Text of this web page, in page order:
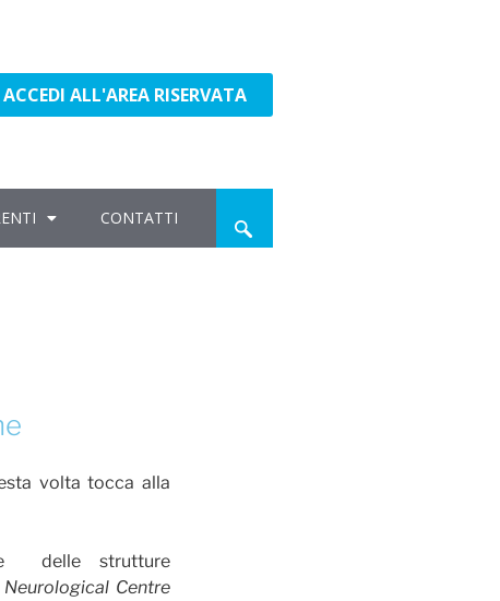
ACCEDI ALL'AREA RISERVATA
CONTATTI
volta tocca alla
delle strutture
Neurological Centre